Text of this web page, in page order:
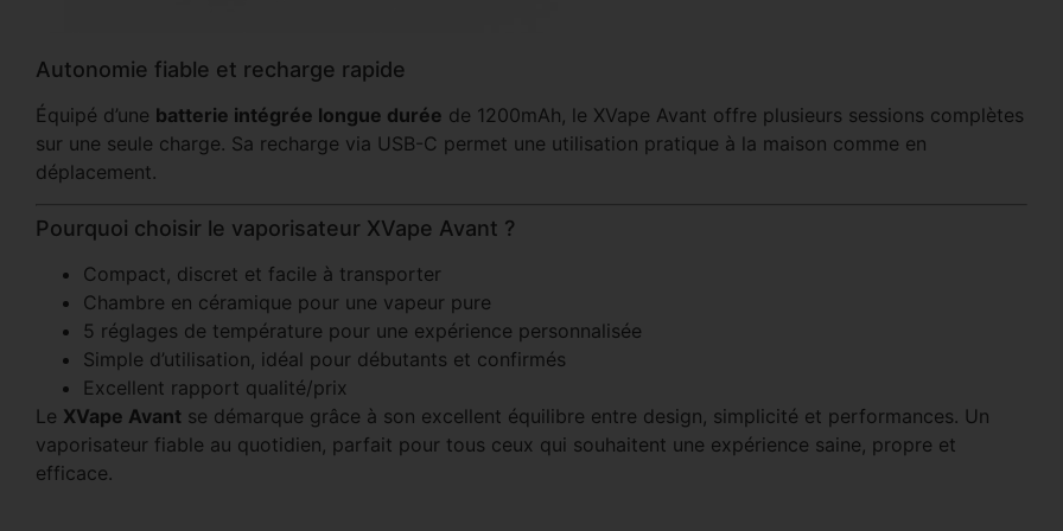
Autonomie fiable et recharge rapide
Équipé d’une batterie intégrée longue durée de 1200mAh, le XVape Avant offre plusieurs sessions complètes
sur une seule charge. Sa recharge via USB-C permet une utilisation pratique à la maison comme en
déplacement.
Pourquoi choisir le vaporisateur XVape Avant ?
Compact, discret et facile à transporter
Chambre en céramique pour une vapeur pure
5 réglages de température pour une expérience personnalisée
Simple d’utilisation, idéal pour débutants et confirmés
Excellent rapport qualité/prix
Le XVape Avant se démarque grâce à son excellent équilibre entre design, simplicité et performances. Un
vaporisateur fiable au quotidien, parfait pour tous ceux qui souhaitent une expérience saine, propre et
efficace.